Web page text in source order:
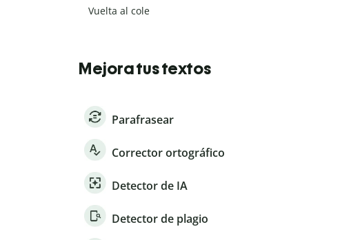
Vuelta al cole
Mejora tus textos
Parafrasear
Corrector ortográfico
Detector de IA
Detector de plagio